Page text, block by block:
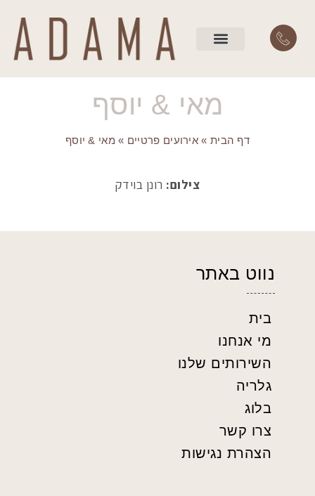
מאי & יוסף
דף הבית » אירועים פרטיים » מאי & יוסף
צילום: רונן בוידק
נווט באתר
בית
מי אנחנו
השירותים שלנו
גלריה
בלוג
צרו קשר
הצהרת נגישות